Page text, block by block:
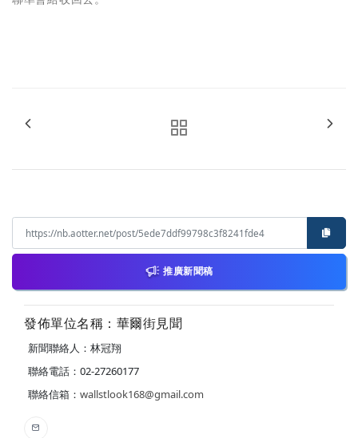
推廣新聞稿
發佈單位名稱：華爾街見聞
新聞聯絡人：林冠翔
聯絡電話：02-27260177
聯絡信箱： wallstlook168@gmail.com